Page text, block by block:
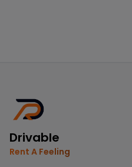
Drivable
Rent A Feeling